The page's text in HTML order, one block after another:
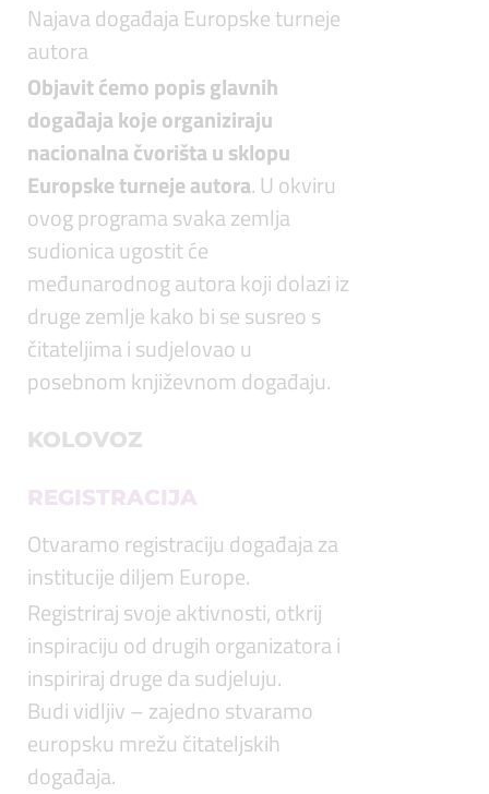
Najava događaja Europske turneje
autora
Objavit ćemo popis glavnih
događaja koje organiziraju
nacionalna čvorišta u sklopu
Europske turneje autora. U okviru
ovog programa svaka zemlja
sudionica ugostit će
međunarodnog autora koji dolazi iz
druge zemlje kako bi se susreo s
čitateljima i sudjelovao u
posebnom književnom događaju.
KOLOVOZ
REGISTRACIJA
Otvaramo registraciju događaja za
institucije diljem Europe.
Registriraj svoje aktivnosti, otkrij
inspiraciju od drugih organizatora i
inspiriraj druge da sudjeluju.
Budi vidljiv – zajedno stvaramo
europsku mrežu čitateljskih
događaja.